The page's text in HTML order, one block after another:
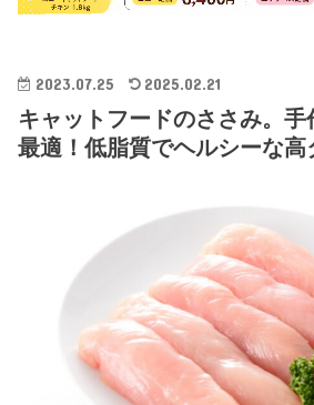
2023.07.25 2025.02.21
キャットフードのささみ。手
最適！低脂質でヘルシーな高